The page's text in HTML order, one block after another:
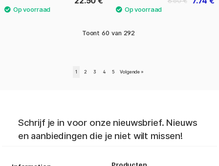
Toont 60 van 292
1 2 3 4 5 Volgende »
Schrijf je in voor onze nieuwsbrief. Nieuws
en aanbiedingen die je niet wilt missen!